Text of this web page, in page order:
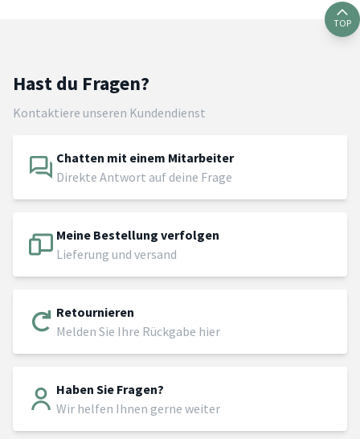
TOP
Hast du Fragen?
Kontaktiere unseren Kundendienst
Chatten mit einem Mitarbeiter
Direkte Antwort auf deine Frage
Meine Bestellung verfolgen
Lieferung und versand
Retournieren
Melden Sie Ihre Rückgabe hier
Haben Sie Fragen?
Wir helfen Ihnen gerne weiter